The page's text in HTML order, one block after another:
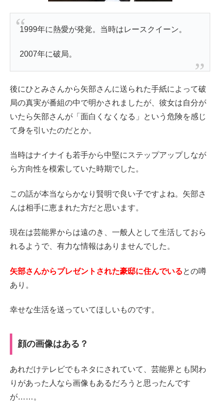
1999年に熱愛が発覚。当時はレースクイーン。
2007年に破局。
後にひとみさんから矢部さんに送られた手紙によって破
局の真実が番組の中で明かされましたが、彼女は自分が
いたら矢部さんが「面白くなくなる」という危険を感じ
て身を引いたのだとか。
当時はナイナイも若手から中堅にステップアップしなが
ら方向性を模索していた時期でした。
この話が本当ならかなり賢明で良い子ですよね。矢部さ
んは相手に恵まれた方だと思います。
現在は芸能界からは遠のき、一般人として生活しておら
れるようで、有力な情報はありませんでした。
矢部さんからプレゼントされた豪邸に住んでいるとの噂
あり。
幸せな生活を送っていてほしいものです。
顔の画像はある？
あれだけテレビでもネタにされていて、芸能界とも関わ
りがあった人なら画像もあるだろうと思ったんです
が……。